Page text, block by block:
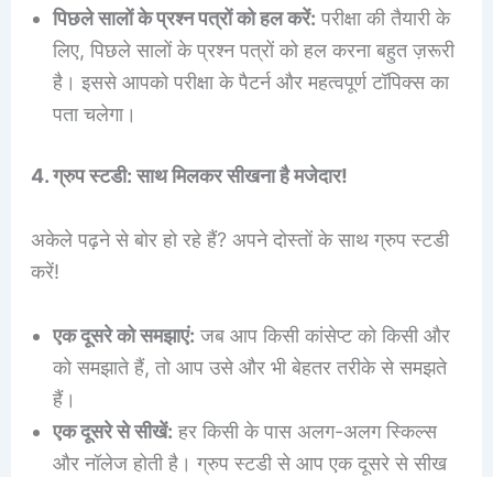
पिछले सालों के प्रश्न पत्रों को हल करें: परीक्षा की तैयारी के
लिए, पिछले सालों के प्रश्न पत्रों को हल करना बहुत ज़रूरी
है। इससे आपको परीक्षा के पैटर्न और महत्वपूर्ण टॉपिक्स का
पता चलेगा।
4. ग्रुप स्टडी: साथ मिलकर सीखना है मजेदार!
अकेले पढ़ने से बोर हो रहे हैं? अपने दोस्तों के साथ ग्रुप स्टडी
करें!
एक दूसरे को समझाएं: जब आप किसी कांसेप्ट को किसी और
को समझाते हैं, तो आप उसे और भी बेहतर तरीके से समझते
हैं।
एक दूसरे से सीखें: हर किसी के पास अलग-अलग स्किल्स
और नॉलेज होती है। ग्रुप स्टडी से आप एक दूसरे से सीख